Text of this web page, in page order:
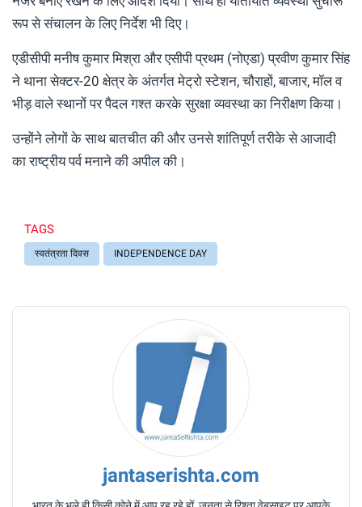
रूप से संचालन के लिए निर्देश भी दिए।
एडीसीपी मनीष कुमार मिश्रा और एसीपी प्रथम (नोएडा) प्रवीण कुमार सिंह
ने थाना सेक्टर-20 क्षेत्र के अंतर्गत मेट्रो स्टेशन, चौराहों, बाजार, मॉल व
भीड़ वाले स्थानों पर पैदल गश्त करके सुरक्षा व्यवस्था का निरीक्षण किया।
उन्होंने लोगों के साथ बातचीत की और उनसे शांतिपूर्ण तरीके से आजादी
का राष्ट्रीय पर्व मनाने की अपील की।
TAGS
स्वतंत्रता दिवस INDEPENDENCE DAY
jantaserishta.com